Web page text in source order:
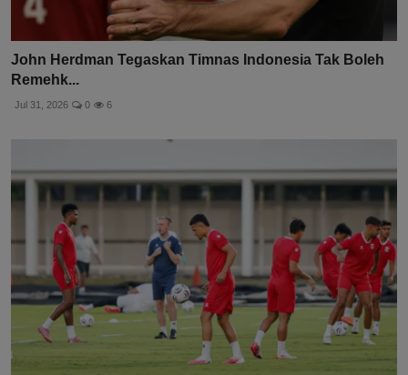
John Herdman Tegaskan Timnas Indonesia Tak Boleh
Remehk...
Jul 31, 2026 0 6